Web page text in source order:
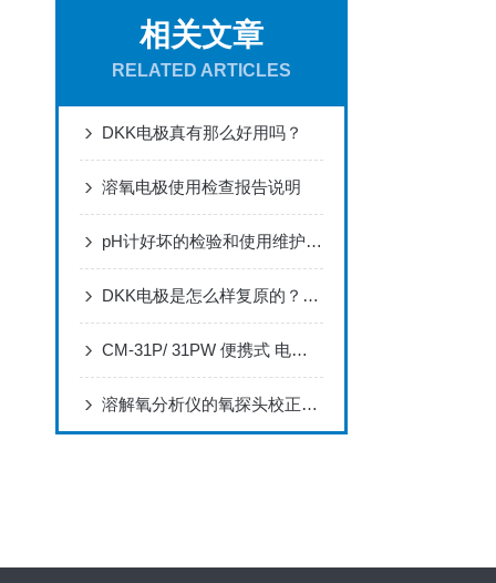
相关文章
RELATED ARTICLES
DKK电极真有那么好用吗？
溶氧电极使用检查报告说明
pH计好坏的检验和使用维护要点
DKK电极是怎么样复原的？正确浸泡DKK电极的方法
CM-31P/ 31PW 便携式 电导率分析仪 简易操作指南
溶解氧分析仪的氧探头校正注意事项